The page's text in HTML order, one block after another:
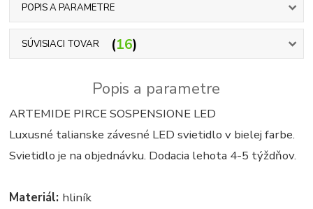
POPIS A PARAMETRE
SÚVISIACI TOVAR 16
Popis a parametre
ARTEMIDE PIRCE SOSPENSIONE LED
Luxusné talianske závesné LED svietidlo v bielej farbe.
Svietidlo je na objednávku. Dodacia lehota 4-5 týždňov.
Materiál: hliník